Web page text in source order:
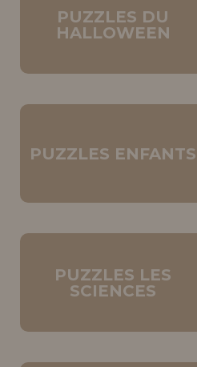
PUZZLES DU
HALLOWEEN
PUZZLES ENFANTS
PUZZLES LES
SCIENCES